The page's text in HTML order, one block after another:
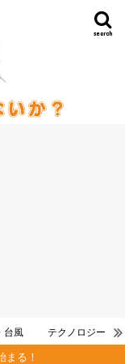
search
台風 テクノロジー
まる！